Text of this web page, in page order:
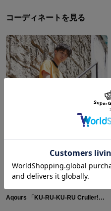
コーディネートを見る
Aqours 「KU-RU-KU-RU Cruller!」 バッグ&財布 ラブライブ！サンシャイン!!